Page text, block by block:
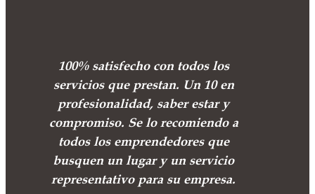
100% satisfecho con todos los
servicios que prestan. Un 10 en
profesionalidad, saber estar y
compromiso. Se lo recomiendo a
todos los emprendedores que
busquen un lugar y un servicio
representativo para su empresa.